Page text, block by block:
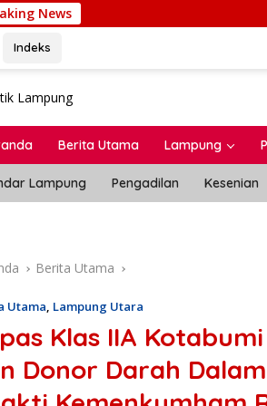
News Bikin
Indeks
Berita Utama Lampung
Lampung Pengadilan Kesenian
Berita Utama
Utama, Lampung Utara
Klas IIA
Donor Darah